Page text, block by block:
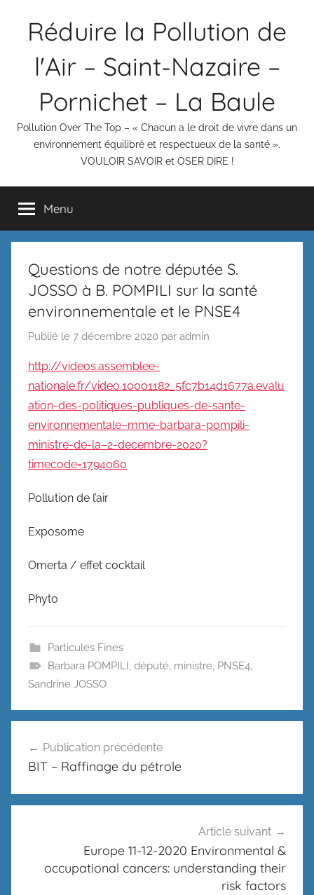
Réduire la Pollution de
l'Air – Saint-Nazaire –
Pornichet – La Baule
Pollution Over The Top – « Chacun a le droit de vivre dans un
environnement équilibré et respectueux de la santé ».
VOULOIR SAVOIR et OSER DIRE !
Menu
Questions de notre députée S.
JOSSO à B. POMPILI sur la santé
environnementale et le PNSE4
Publié le 7 décembre 2020 par admin
http://videos.assemblee-
nationale.fr/video.10001182_5fc7b14d1677a.evalu
ation-des-politiques-publiques-de-sante-
environnementale–mme-barbara-pompili-
ministre-de-la–2-decembre-2020?
timecode=1794060
Pollution de l’air
Exposome
Omerta / effet cocktail
Phyto
Particules Fines
Barbara POMPILI député, ministre, PNSE4,
Sandrine JOSSO
de
Publication précédente
BIT – Raffinage du pétrole
Article suivant
Europe 11-12-2020 Environmental &
occupational cancers: understanding their
risk factors